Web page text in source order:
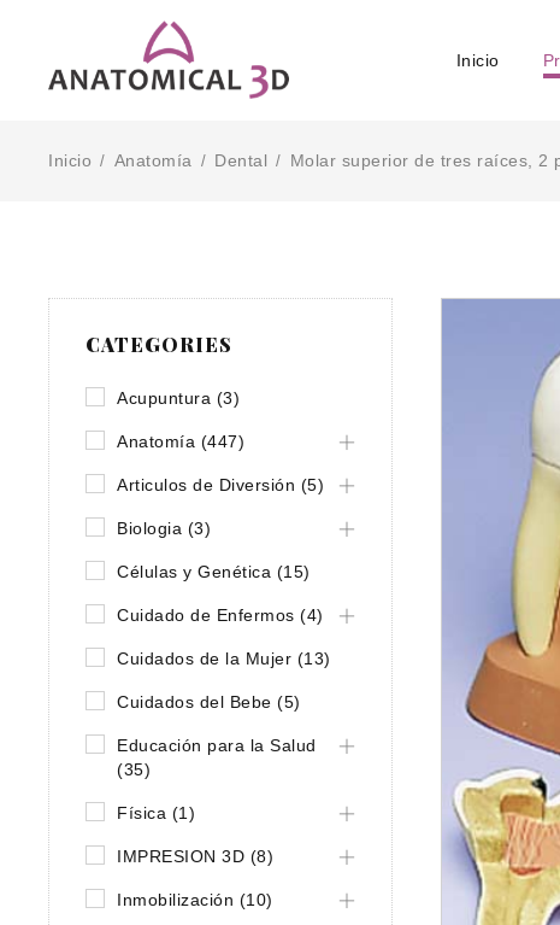
Inicio
Inicio / Anatomía / Dental / Molar superior de tres raíces, 2
CATEGORIES
Acupuntura (3)
Anatomía (447)
Articulos de Diversión (5)
Biologia (3)
Células y Genética (15)
Cuidado de Enfermos (4)
Cuidados de la Mujer (13)
Cuidados del Bebe (5)
Educación para la Salud
(35)
Física (1)
IMPRESION 3D (8)
Inmobilización (10)